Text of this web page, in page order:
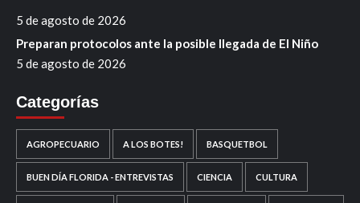
5 de agosto de 2026
Preparan protocolos ante la posible llegada de El Niño
5 de agosto de 2026
Categorías
AGROPECUARIO A LOS BOTES! BASQUETBOL
BUEN DÍA FLORIDA - ENTREVISTAS CIENCIA CULTURA